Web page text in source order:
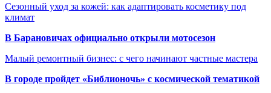
Сезонный уход за кожей: как адаптировать косметику под
климат
В Барановичах официально открыли мотосезон
Малый ремонтный бизнес: с чего начинают частные мастера
В городе пройдет «Библионочь» с космической тематикой